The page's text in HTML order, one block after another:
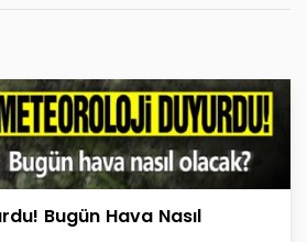
Bugün Hava Nasıl